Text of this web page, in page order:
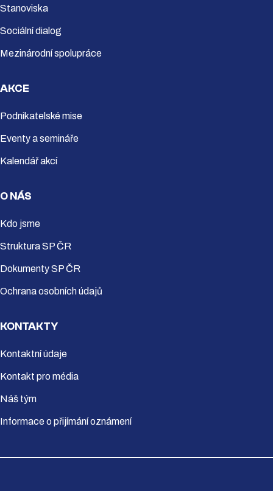
Stanoviska
Sociální dialog
Mezinárodní spolupráce
AKCE
Podnikatelské mise
Eventy a semináře
Kalendář akcí
O NÁS
Kdo jsme
Struktura SP ČR
Dokumenty SP ČR
Ochrana osobních údajů
KONTAKTY
Kontaktní údaje
Kontakt pro média
Náš tým
Informace o přijímání oznámení